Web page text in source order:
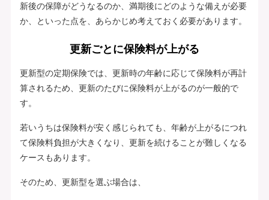
新後の保障がどうなるのか、満期後にどのような備えが必要
か、といった点を、あらかじめ考えておく必要があります。
更新ごとに保険料が上がる
更新型の定期保険では、更新時の年齢に応じて保険料が再計
算されるため、更新のたびに保険料が上がるのが一般的で
す。
若いうちは保険料が安く感じられても、年齢が上がるにつれ
て保険料負担が大きくなり、更新を続けることが難しくなる
ケースもあります。
そのため、更新型を選ぶ場合は、